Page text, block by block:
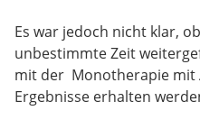
Es war jedoch nicht klar,
unbestimmte Zeit
mit der Monotherapie mit
Ergebnisse erhalten